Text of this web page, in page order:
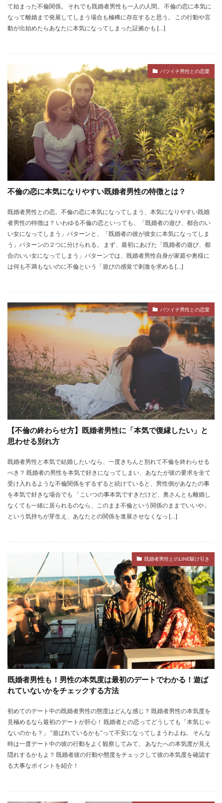
て始まった不倫関係。 それでも既婚者男性も一人の人間。 不倫の恋に本気に
なって離婚まで発展してしまう場合も極稀に存在すると思う。 この行動や言
動が出始めたらあなたに本気になってしまった証拠かも […]
バツイチ男性との恋愛
不倫の恋に本気になりやすい既婚者男性の特徴とは？
既婚者男性との恋。不倫の恋に本気になってしまう、本気になりやすい既婚
者男性の特徴は？ いわゆる不倫の恋といっても、「既婚者の遊び、都合のい
い女になってしまう」パターンと、「既婚者の彼が彼女に本気になってしま
う」パターンの２つに分けられる。 まず、最初にあげた「既婚者の遊び、都
合のいい女になってしまう」パターンでは、既婚者男性自身が家庭や奥様に
は何も不満もないのに不倫という「遊びの感覚で刺激を求める […]
バツイチ男性との恋愛
【不倫の終わらせ方】既婚者男性に「本気で復縁したい」と
思わせる別れ方
既婚者男性と本気で結婚したいなら、一度きちんと別れて不倫を終わらせる
べき？ 既婚者の男性を本気で好きになってしまい、あなたが彼の要求を全て
受け入れるような不倫関係をずるずると続けていると、男性側があなたの事
を本気で好きな場合でも 「こいつの事本気ですきだけど、奥さんとも離婚し
なくても一緒に居られるのなら、このまま不倫という関係のままでいいや」
という気持ちが芽生え、あなたとの関係を進展させなくなっ […]
既婚者男性とのLINE駆け引き
既婚者男性も！男性の本気度は最初のデートでわかる！遊ば
れていないかをチェックする方法
初めてのデート中の既婚者男性の態度はどんな感じ？ 既婚者男性の本気度を
見極めるなら最初のデートが肝心！ 既婚者との恋ってどうしても「本気じゃ
ないのかも？」 ”遊ばれているかも”って不安になってしまうわよね。 そんな
時は一度デート中の彼の行動をよく観察してみて。 あなたへの本気度が見え
隠れするかもよ？ 既婚者彼の行動や態度をチェックして彼の本気度を確認す
る大事なポイントを紹介！